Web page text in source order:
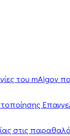
του mAigov
στις